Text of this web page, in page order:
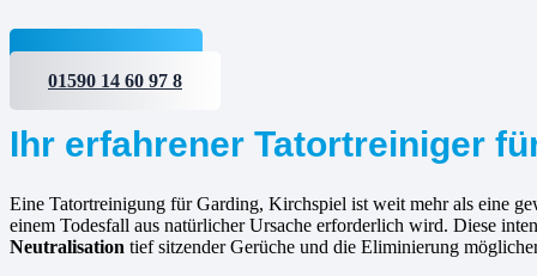
Jetzt anfragen
01590 14 60 97 8
Ihr erfahrener Tatortreiniger
Eine Tatortreinigung für Garding, Kirchspiel ist weit mehr als eine
einem Todesfall aus natürlicher Ursache erforderlich wird. Diese
Neutralisation tief sitzender Gerüche und die Eliminierung